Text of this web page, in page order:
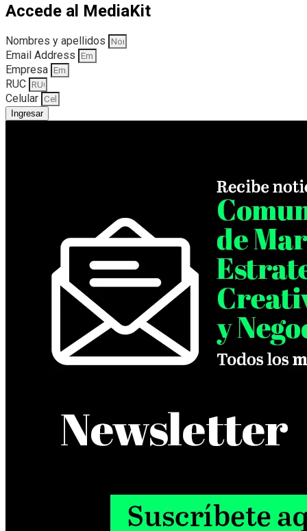
Accede al MediaKit
Nombres y apellidos
Email Address
Empresa
RUC
Celular
Ingresar